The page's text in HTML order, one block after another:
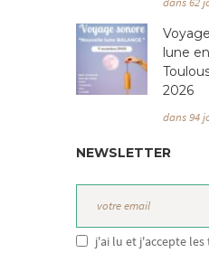
lune
2026
dans 94
NEWSLETTER
j'ai lu et j'accepte